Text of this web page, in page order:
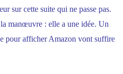
sur cette suite qui ne passe pas.
manœuvre : elle a une idée. Un
pour afficher Amazon vont suffire